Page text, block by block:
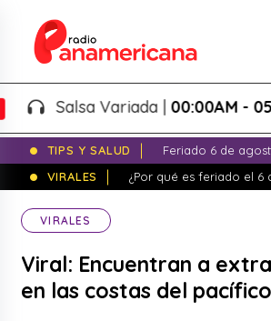
Salsa Variada |00:00AM -
TIPS Y SALUD
Feriado 6 de
VIRALES
¿Por qué es feriado el 6
VIRALES
Viral: Encuentran a
en las costas del